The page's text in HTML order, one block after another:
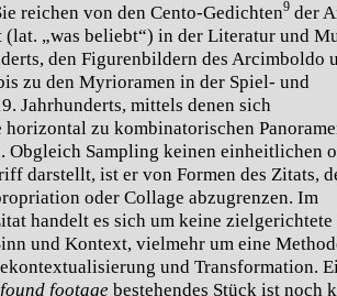
reichen von den Cento-Gedichten9 der
(lat. „was beliebt“) in der Literatur und
den Figurenbildern des Arcimboldo
zu den Myrioramen in der Spiel- und
Jahrhunderts, mittels denen sich
zu kombinatorischen
Obgleich Sampling keinen einheitlichen
darstellt, ist er von Formen des Zitats,
oder Collage abzugrenzen. Im
handelt es sich um keine zielgerichtete
und Kontext, vielmehr um eine
und Transformation.
found footage bestehendes Stück ist noch